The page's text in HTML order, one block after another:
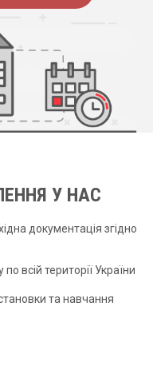
У НАС
документація згідно
всій території України
та навчання